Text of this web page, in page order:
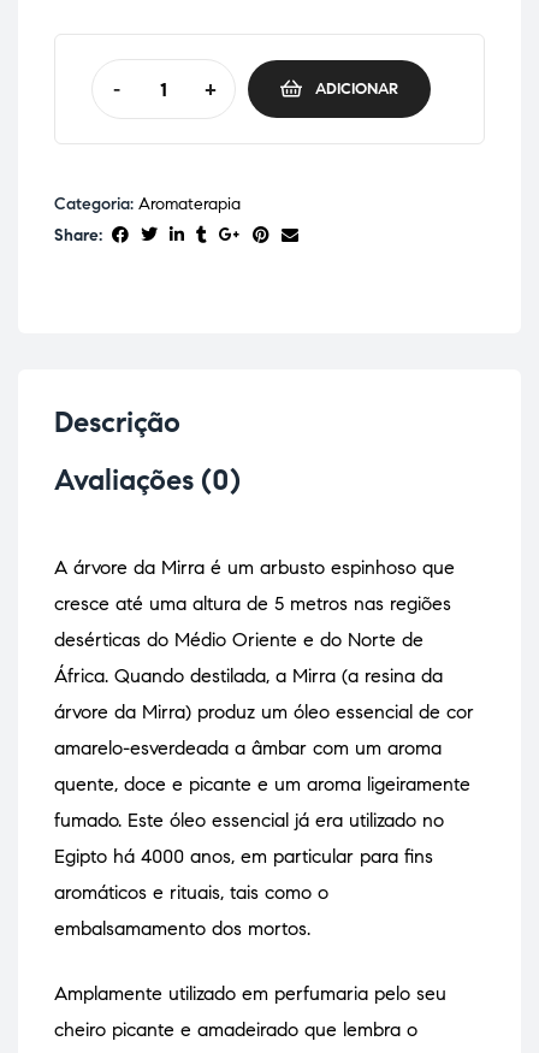
- + ADICIONAR
Categoria: Aromaterapia
Share:
Descrição
Avaliações (0)
A árvore da Mirra é um arbusto espinhoso que
cresce até uma altura de 5 metros nas regiões
desérticas do Médio Oriente e do Norte de
África. Quando destilada, a Mirra (a resina da
árvore da Mirra) produz um óleo essencial de cor
amarelo-esverdeada a âmbar com um aroma
quente, doce e picante e um aroma ligeiramente
fumado. Este óleo essencial já era utilizado no
Egipto há 4000 anos, em particular para fins
aromáticos e rituais, tais como o
embalsamamento dos mortos.
Amplamente utilizado em perfumaria pelo seu
cheiro picante e amadeirado que lembra o